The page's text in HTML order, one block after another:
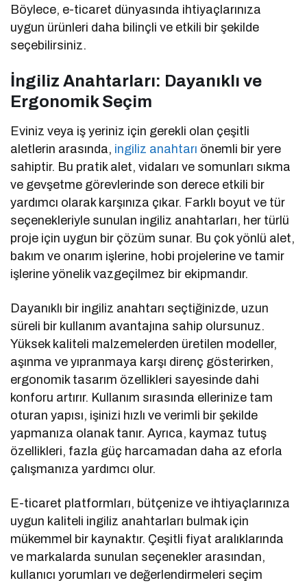
Böylece, e-ticaret dünyasında ihtiyaçlarınıza
uygun ürünleri daha bilinçli ve etkili bir şekilde
seçebilirsiniz.
İngiliz Anahtarları: Dayanıklı ve
Ergonomik Seçim
Eviniz veya iş yeriniz için gerekli olan çeşitli
aletlerin arasında, ingiliz anahtarı önemli bir yere
sahiptir. Bu pratik alet, vidaları ve somunları sıkma
ve gevşetme görevlerinde son derece etkili bir
yardımcı olarak karşınıza çıkar. Farklı boyut ve tür
seçenekleriyle sunulan ingiliz anahtarları, her türlü
proje için uygun bir çözüm sunar. Bu çok yönlü alet,
bakım ve onarım işlerine, hobi projelerine ve tamir
işlerine yönelik vazgeçilmez bir ekipmandır.
Dayanıklı bir ingiliz anahtarı seçtiğinizde, uzun
süreli bir kullanım avantajına sahip olursunuz.
Yüksek kaliteli malzemelerden üretilen modeller,
aşınma ve yıpranmaya karşı direnç gösterirken,
ergonomik tasarım özellikleri sayesinde dahi
konforu artırır. Kullanım sırasında ellerinize tam
oturan yapısı, işinizi hızlı ve verimli bir şekilde
yapmanıza olanak tanır. Ayrıca, kaymaz tutuş
özellikleri, fazla güç harcamadan daha az eforla
çalışmanıza yardımcı olur.
E-ticaret platformları, bütçenize ve ihtiyaçlarınıza
uygun kaliteli ingiliz anahtarları bulmak için
mükemmel bir kaynaktır. Çeşitli fiyat aralıklarında
ve markalarda sunulan seçenekler arasından,
kullanıcı yorumları ve değerlendirmeleri seçim